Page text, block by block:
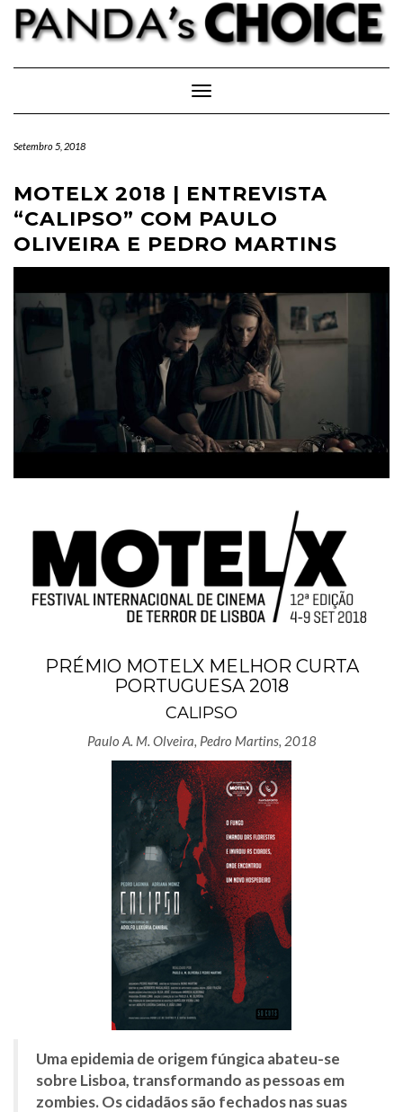
Skip
content
Toggle Navigation
Setembro 5, 2018
MOTELX 2018 | ENTREVISTA
“CALIPSO” COM PAULO
OLIVEIRA E PEDRO MARTINS
PRÉMIO MOTELX MELHOR CURTA
PORTUGUESA 2018
CALIPSO
Paulo A. M. Olveira, Pedro Martins, 2018
Uma epidemia de origem fúngica abateu-se
sobre Lisboa, transformando as pessoas em
zombies. Os cidadãos são fechados nas suas